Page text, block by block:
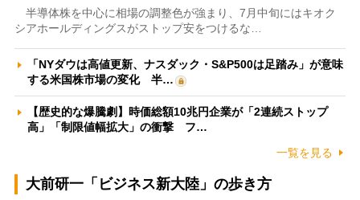
半導体株を中心に相場の調整色が強まり、7月中旬にはキオク
シアホールディングスがストップ安をつけるな…
「NYダウは高値更新、ナスダック・S&P500は足踏み」が意味
する米国株市場の変化 半…
【歴史的な爆騰劇】時価総額10兆円企業が「2連続ストップ
高」「制限値幅拡大」の衝撃 フ…
一覧を見る
大前研一「ビジネス新大陸」の歩き方